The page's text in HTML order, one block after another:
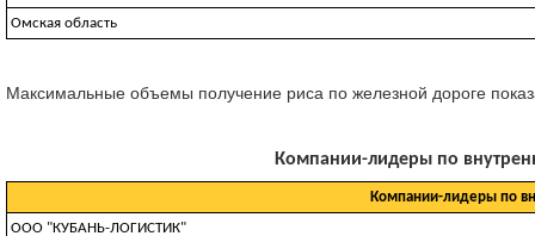
Омская область
Максимальные объемы получение риса по железной дороге
Компании-лидеры по
Компании-лидеры по
ООО "КУБАНЬ-ЛОГИСТИК"